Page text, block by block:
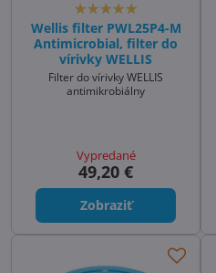
Wellis filter PWL25P4-M
Antimicrobial, filter do
vírivky WELLIS
Filter do vírivky WELLIS
antimikrobiálny
Vypredané
49,20 €
Zobraziť